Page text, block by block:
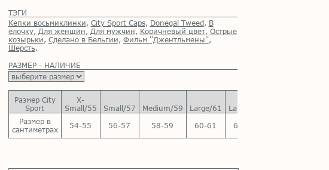
ТЭГИ
Кепки восьмиклинки, City Sport Caps, Donegal Tweed, В
ёлочку, Для женщин, Для мужчин, Коричневый цвет, Острые
козырьки, Сделано в Бельгии, Фильм ''Джентльмены'',
Шерсть.
РАЗМЕР - НАЛИЧИЕ
Размер City
Sport
X-
Small/55
Small/57 Medium/59 Large/61
Large/63
Размер в
сантиметрах
54-55 56-57 58-59 60-61 62-63